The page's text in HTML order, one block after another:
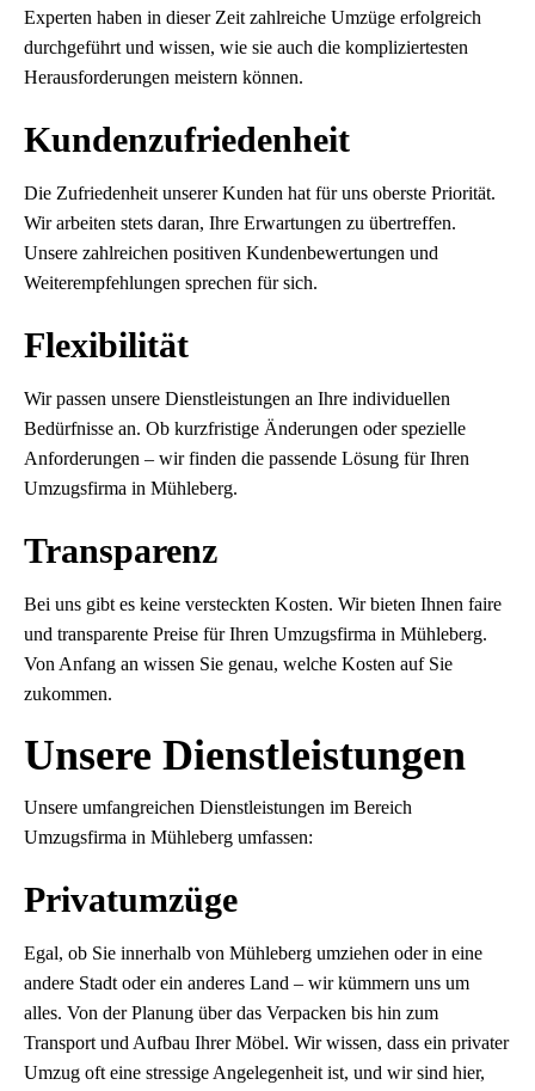
Experten haben in dieser Zeit zahlreiche Umzüge erfolgreich
durchgeführt und wissen, wie sie auch die kompliziertesten
Herausforderungen meistern können.
Kundenzufriedenheit
Die Zufriedenheit unserer Kunden hat für uns oberste Priorität.
Wir arbeiten stets daran, Ihre Erwartungen zu übertreffen.
Unsere zahlreichen positiven Kundenbewertungen und
Weiterempfehlungen sprechen für sich.
Flexibilität
Wir passen unsere Dienstleistungen an Ihre individuellen
Bedürfnisse an. Ob kurzfristige Änderungen oder spezielle
Anforderungen – wir finden die passende Lösung für Ihren
Umzugsfirma in Mühleberg.
Transparenz
Bei uns gibt es keine versteckten Kosten. Wir bieten Ihnen faire
und transparente Preise für Ihren Umzugsfirma in Mühleberg.
Von Anfang an wissen Sie genau, welche Kosten auf Sie
zukommen.
Unsere Dienstleistungen
Unsere umfangreichen Dienstleistungen im Bereich
Umzugsfirma in Mühleberg umfassen:
Privatumzüge
Egal, ob Sie innerhalb von Mühleberg umziehen oder in eine
andere Stadt oder ein anderes Land – wir kümmern uns um
alles. Von der Planung über das Verpacken bis hin zum
Transport und Aufbau Ihrer Möbel. Wir wissen, dass ein privater
Umzug oft eine stressige Angelegenheit ist, und wir sind hier,